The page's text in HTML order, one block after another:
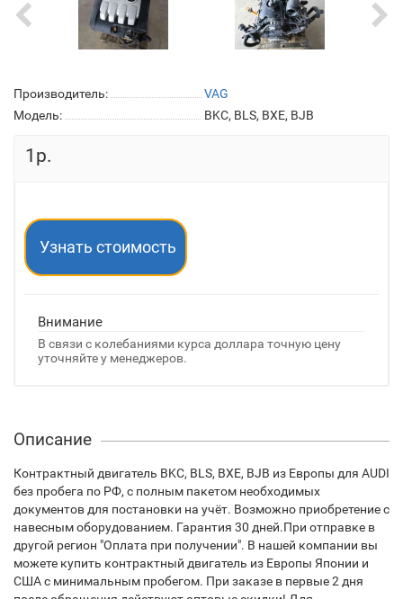
Производитель:
VAG
Модель:
BKC, BLS, BXE, BJB
1р.
Узнать стоимость
Внимание
В связи с колебаниями курса доллара точную цену
уточняйте у менеджеров.
Описание
Контрактный двигатель BKC, BLS, BXE, BJB из Европы для AUDI
без пробега по РФ, с полным пакетом необходимых
документов для постановки на учёт. Возможно приобретение с
навесным оборудованием. Гарантия 30 дней.При отправке в
другой регион "Оплата при получении". В нашей компании вы
можете купить контрактный двигатель из Европы Японии и
США с минимальным пробегом. При заказе в первые 2 дня